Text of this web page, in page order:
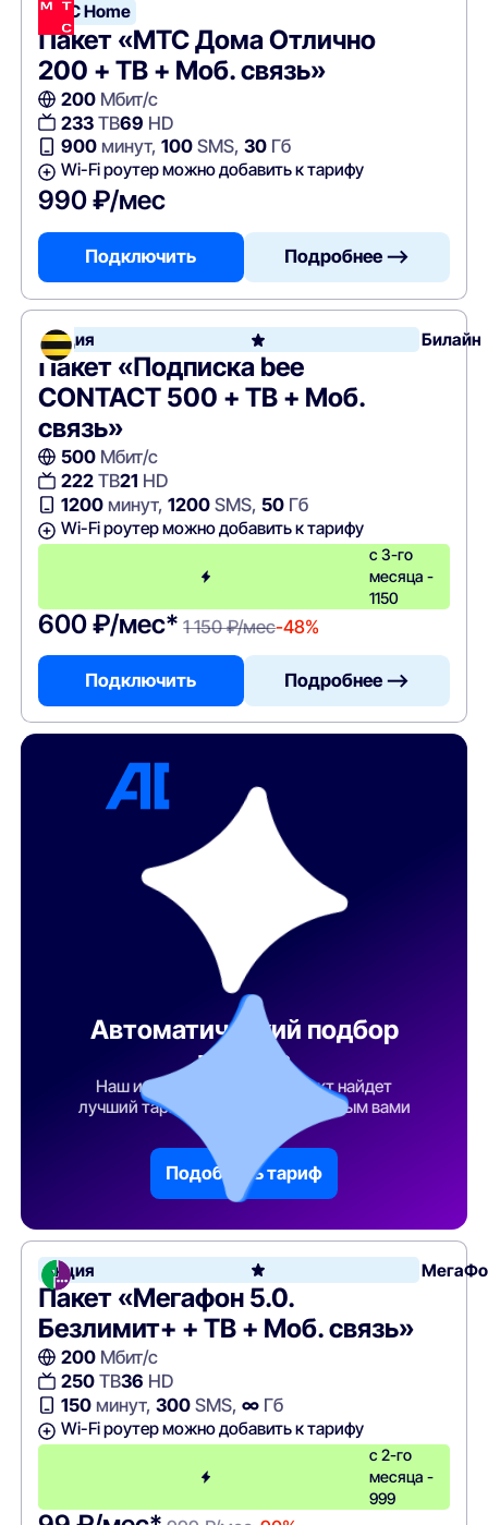
МТС Home
Пакет «МТС Дома Отлично
200 + ТВ + Моб. связь»
200Мбит/с
233ТВ69 HD
900минут, 100SMS, 30Гб
Wi-Fi роутер можно добавить к тарифу
990 ₽/мес
Подключить Подробнее —>
Акция Билайн
Пакет «Подписка bee
CONTACT 500 + ТВ + Моб.
связь»
500Мбит/с
222ТВ21 HD
1200минут, 1200SMS, 50Гб
Wi-Fi роутер можно добавить к тарифу
с 3-го
месяца -
1150
600 ₽/мес* 1 150 ₽/мес-48%
Подключить Подробнее —>
Автоматический подбор
тарифа
Наш искусственный интеллект найдет
лучший тарифный план по указанным вами
Подобрать тариф
Акция
Пакет «Мегафон 5.0.
Безлимит+ + ТВ + Моб. связь»
200Мбит/с
250ТВ36 HD
150минут, 300SMS, ∞Гб
Wi-Fi роутер можно добавить к тарифу
с 2-го
месяца -
999